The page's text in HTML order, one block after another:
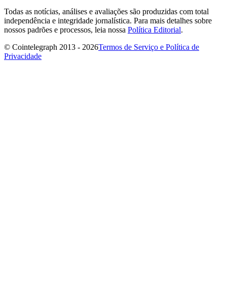
Todas as notícias, análises e avaliações são produzidas com total
independência e integridade jornalística. Para mais detalhes sobre
nossos padrões e processos, leia nossa Política Editorial.
© Cointelegraph 2013 - 2026Termos de Serviço e Política de
Privacidade